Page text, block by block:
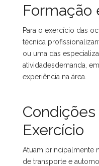
Formação
Para o exercício das
técnica
ou uma das
atividadesdemanda,
experiência na área.
Exercício
Atuam principalmente
de transporte e